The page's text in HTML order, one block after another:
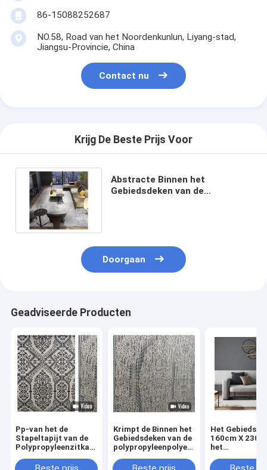
86-15088252687
NO.58, Road van het Noordenkunlun, Liyang-stad,
Jiangsu-Provincie, China
Contact nu
Krijg De Beste Prijs Voor
Abstracte Binnen het
Gebiedsdeken van de
Doorgaan
Geadviseerde Producten
Pp-van het de
Stapeltapijt van de
Polypropyleenzitkamer
Zacht Tapijt
Krimpt de Binnen het
Gebiedsdeken van de
polypropyleenpolyester
Garen de Heldere
Het
160cm X
het
sneed Stapel